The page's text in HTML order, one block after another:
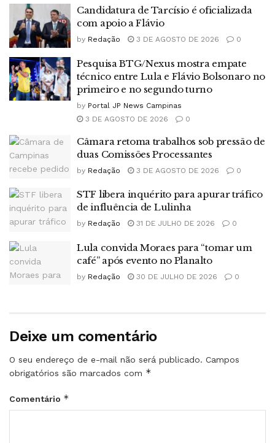
Candidatura de Tarcísio é oficializada
com apoio a Flávio
by Redação 3 DE AGOSTO DE 2026 0
Pesquisa BTG/Nexus mostra empate
técnico entre Lula e Flávio Bolsonaro no
primeiro e no segundo turno
by Portal JP News Campinas
3 DE AGOSTO DE 2026
0
Câmara retoma trabalhos sob pressão de
duas Comissões Processantes
by Redação 3 DE AGOSTO DE 2026 0
STF libera inquérito para apurar tráfico
de influência de Lulinha
by Redação 31 DE JULHO DE 2026 0
Lula convida Moraes para “tomar um
café” após evento no Planalto
by Redação 30 DE JULHO DE 2026 0
Deixe um comentário
O seu endereço de e-mail não será publicado. Campos
obrigatórios são marcados com *
Comentário *